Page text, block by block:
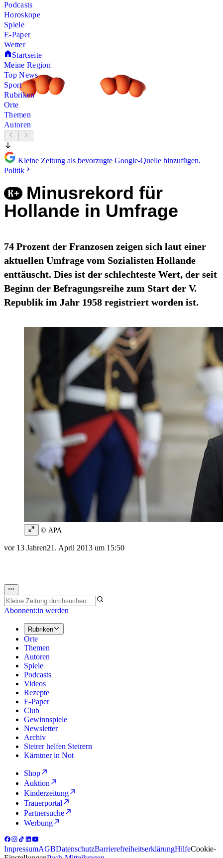
Podcasts
Horoskope
Spiele
E-Paper
Wetter
Startseite
Meine Region
Top News
Sport
Rubriken
Orte
Themen
Autoren
Kleine Zeitung als bevorzugte Google-Quelle hinzufügen.
Politik
Minusrekord für
Hollande in Umfrage
74 Prozent der Franzosen zeigen sich laut einer
aktuellen Umfrage vom Sozialisten Hollande
enttäuscht. Dies ist der schlechteste Wert, der seit
Beginn der Befragungsreihe zum Start der V.
Republik im Jahr 1958 registriert worden ist.
© APA
vor 13 Jahren21. April 2013 um 15:50
Abonnent:in werden
Rubriken
Orte
Themen
Autoren
Spiele
Podcasts
Videos
Rezepte
E-Paper
Club
Gewinnspiele
Newsletter
Archiv
Steirer helfen Steirern
Kärntner in Not
Shop
Auktion
Kinderzeitung
Trauerportal
Partnersuche
Werbung
ImpressumAGBDatenschutzBarrierefreiheitserklärungHilfeCookie-